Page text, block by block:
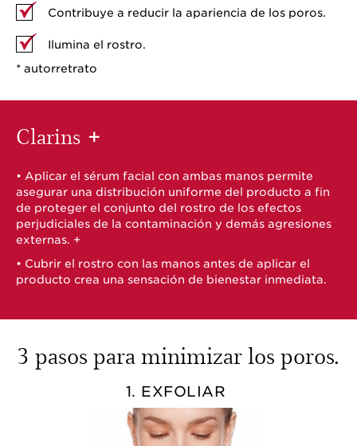
Contribuye a reducir la apariencia de los poros.
Ilumina el rostro.
* autorretrato
Clarins +
• Aplicar el sérum facial con ambas manos permite
asegurar una distribución uniforme del producto a fin
de proteger el conjunto del rostro de los efectos
perjudiciales de la contaminación y demás agresiones
externas. +
• Cubrir el rostro con las manos antes de aplicar el
producto crea una sensación de bienestar inmediata.
3 pasos para minimizar los poros.
1. EXFOLIAR